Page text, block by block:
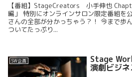
【番組】StageCreators 小手伸也
編」 特別にオンラインサロン限定番組を
さんの全部が分かっちゃう？！ 今まで歩
ついてたっぷり...
SW企画 Stage
演劇ビジ